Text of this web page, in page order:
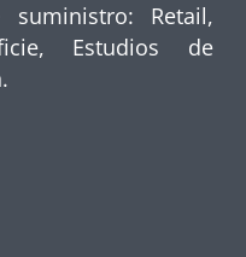
Retail,
Estudios de